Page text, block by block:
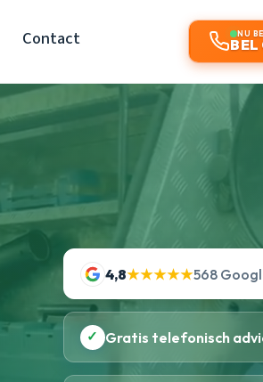
Contact NU
4,8★★★★★568
✓ Gratis telefonisch